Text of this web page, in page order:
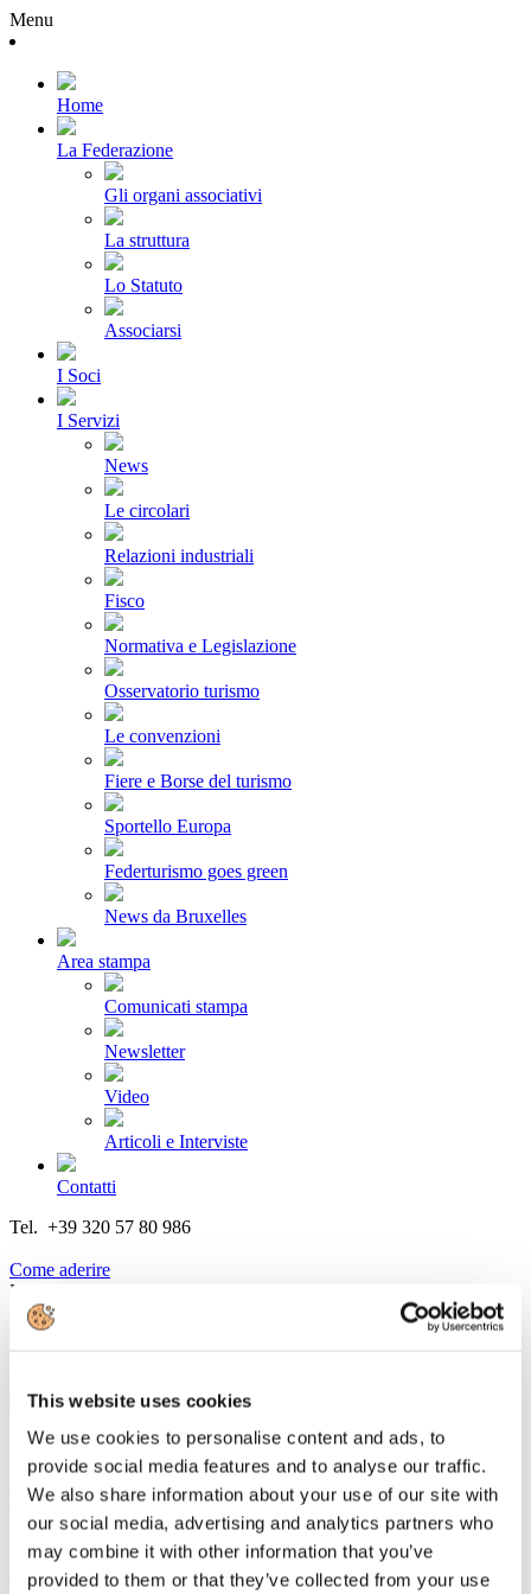
This website uses cookies
We use cookies to personalise content and ads, to
provide social media features and to analyse our traffic.
We also share information about your use of our site with
our social media, advertising and analytics partners who
may combine it with other information that you’ve
provided to them or that they’ve collected from your use
Menu
Home
La Federazione
Gli organi associativi
La struttura
Lo Statuto
Associarsi
I Soci
I Servizi
News
Le circolari
Relazioni industriali
Fisco
Normativa e Legislazione
Osservatorio turismo
Le convenzioni
Fiere e Borse del turismo
Sportello Europa
Federturismo goes green
News da Bruxelles
Area stampa
Comunicati stampa
Newsletter
Video
Articoli e Interviste
Contatti
Tel. +39 320 57 80 986
Come aderire
Login
Licenze Romane. Preoccupazione di
Confindustria Alberghi per i B&B abusivi
Dettagli